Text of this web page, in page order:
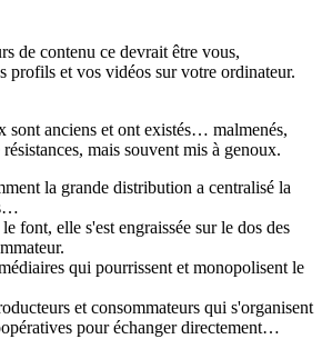
de contenu ce devrait être vous,
profils et vos vidéos sur votre ordinateur.
sont anciens et ont existés… malmenés,
mais souvent mis à genoux.
la grande distribution a centralisé la
font, elle s'est engraissée sur le dos des
qui pourrissent et monopolisent le
et consommateurs qui s'organisent
pour échanger directement…